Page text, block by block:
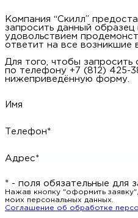
Компания “Скилл”
запросить данный
удовольствием
ответит на все возникшие
Для того, чтобы
по телефону +7 (812) 425-
нижеприведённую форму.
Имя
Телефон*
Адрес*
* - поля обязательные для
Нажав кнопку "оформить
моих персональных данных.
Соглашение об обработке